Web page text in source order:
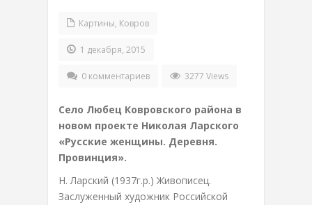
Картины, Ковров
1 декабря, 2015
0 комментариев 3277 Views
Село Любец Ковровского района в
новом проекте Николая Ларского
«Русские женщины. Деревня.
Провинция».
Н. Ларский (1937г.р.) Живописец.
Заслуженный художник Российской